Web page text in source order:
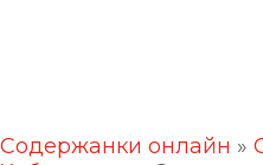
Содержанки онлайн »